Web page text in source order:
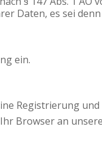
Daten, es sei
ein.
Registrierung
Browser an